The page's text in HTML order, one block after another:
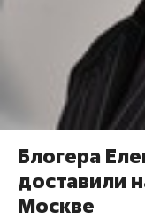
Блогера
доставили
Москве